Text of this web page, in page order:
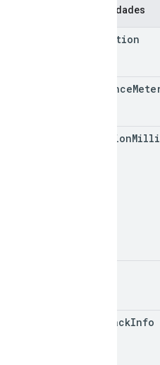
Propiedades
condition
distance
duration
fallbackInfo